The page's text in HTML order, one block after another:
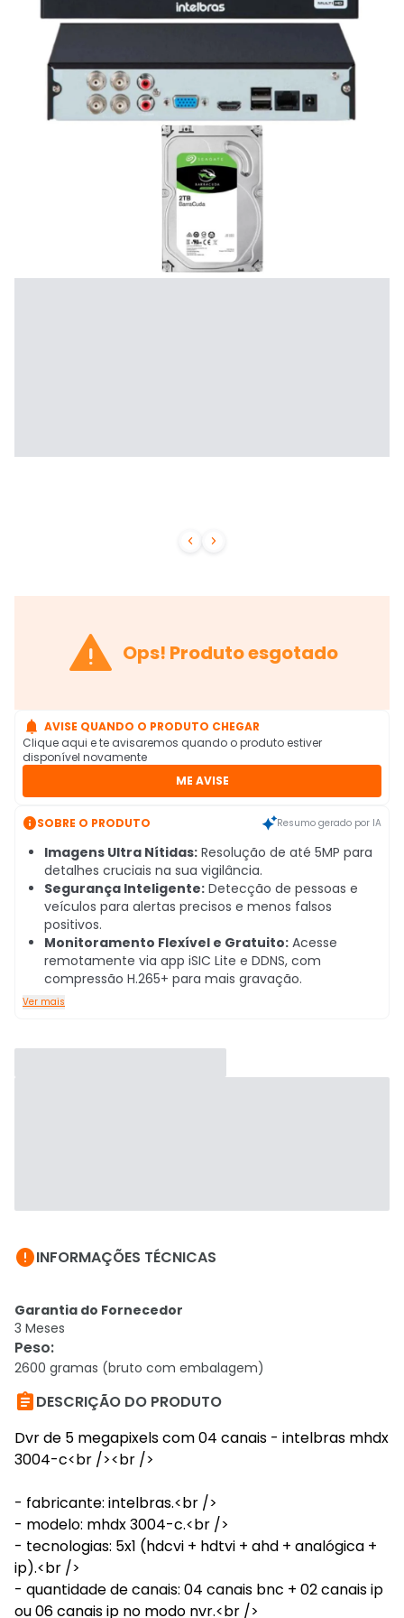
 
 Ops! Produto esgotado
 AVISE QUANDO O PRODUTO CHEGAR
Clique aqui e te avisaremos quando o produto estiver
disponível novamente
ME AVISE
SOBRE O PRODUTO Resumo gerado por IA
Imagens Ultra Nítidas: Resolução de até 5MP para
detalhes cruciais na sua vigilância.
Segurança Inteligente: Detecção de pessoas e
veículos para alertas precisos e menos falsos
positivos.
Monitoramento Flexível e Gratuito: Acesse
remotamente via app iSIC Lite e DDNS, com
compressão H.265+ para mais gravação.
Ver mais
INFORMAÇÕES TÉCNICAS
Garantia do Fornecedor
3 Meses
Peso:
2600 gramas (bruto com embalagem)
DESCRIÇÃO DO PRODUTO
Dvr de 5 megapixels com 04 canais - intelbras mhdx
3004-c<br /><br />
- fabricante: intelbras.<br />
- modelo: mhdx 3004-c.<br />
- tecnologias: 5x1 (hdcvi + hdtvi + ahd + analógica +
ip).<br />
- quantidade de canais: 04 canais bnc + 02 canais ip
ou 06 canais ip no modo nvr.<br />